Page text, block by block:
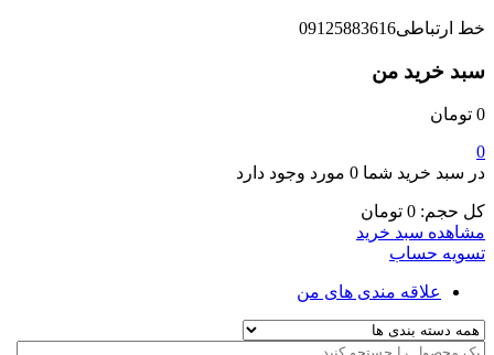
خط ارتباطی09125883616
سبد خرید من
0 تومان
0
در سبد خرید شما 0 مورد وجود دارد
کل حجم: 0 تومان
مشاهده سبد خرید
تسویه حساب
علاقه مندی های من